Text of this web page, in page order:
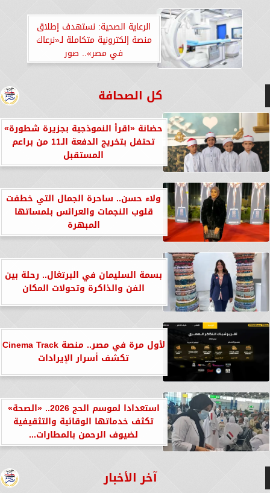
الرعاية الصحية: نستهدف إطلاق
منصة إلكترونية متكاملة لـ«نرعاك
في مصر».. صور
كل الصحافة
حضانة «اقرأ النموذجية بجزيرة شطورة»
تحتفل بتخريج الدفعة الـ11 من براعم
المستقبل
ولاء حسن.. ساحرة الجمال التي خطفت
قلوب النجمات والعرائس بلمساتها
المبهرة
بسمة السليمان في البرتغال.. رحلة بين
الفن والذاكرة وتحولات المكان
لأول مرة في مصر.. منصة Cinema Track
تكشف أسرار الإيرادات
استعدادا لموسم الحج 2026.. «الصحة»
تكثف خدماتها الوقائية والتثقيفية
لضيوف الرحمن بالمطارات...
آخر الأخبار